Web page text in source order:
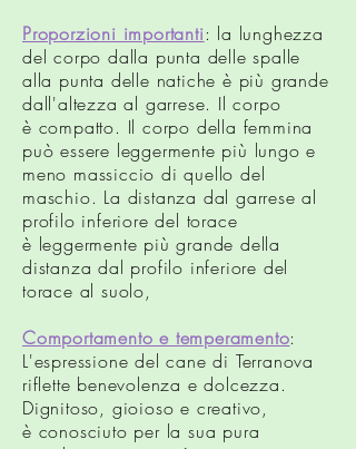
Proporzioni importanti: la lunghezza
del corpo dalla punta delle spalle
alla punta delle natiche è più grande
dall'altezza al garrese. Il corpo
è compatto. Il corpo della femmina
può essere leggermente più lungo e
meno massiccio di quello del
maschio. La distanza dal garrese al
profilo inferiore del torace
è leggermente più grande della
distanza dal profilo inferiore del
torace al suolo,
Comportamento e temperamento:
L'espressione del cane di Terranova
riflette benevolenza e dolcezza.
Dignitoso, gioioso e creativo,
è conosciuto per la sua pura